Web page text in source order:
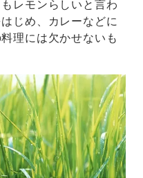
レモンらしいと言わ
じめ、カレーなどに
理には欠かせないも